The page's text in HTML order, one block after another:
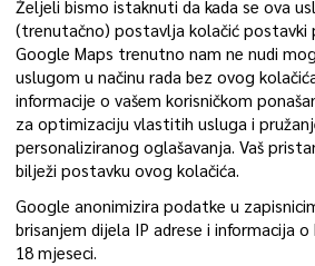
Željeli bismo istaknuti da kada se ova
(trenutačno) postavlja kolačić postavki
Google Maps trenutno nam ne nudi
uslugom u načinu rada bez ovog
informacije o vašem korisničkom
za optimizaciju vlastitih usluga i
personaliziranog oglašavanja. Vaš
bilježi postavku ovog kolačića.
Google anonimizira podatke u
brisanjem dijela IP adrese i informacija
18 mjeseci.